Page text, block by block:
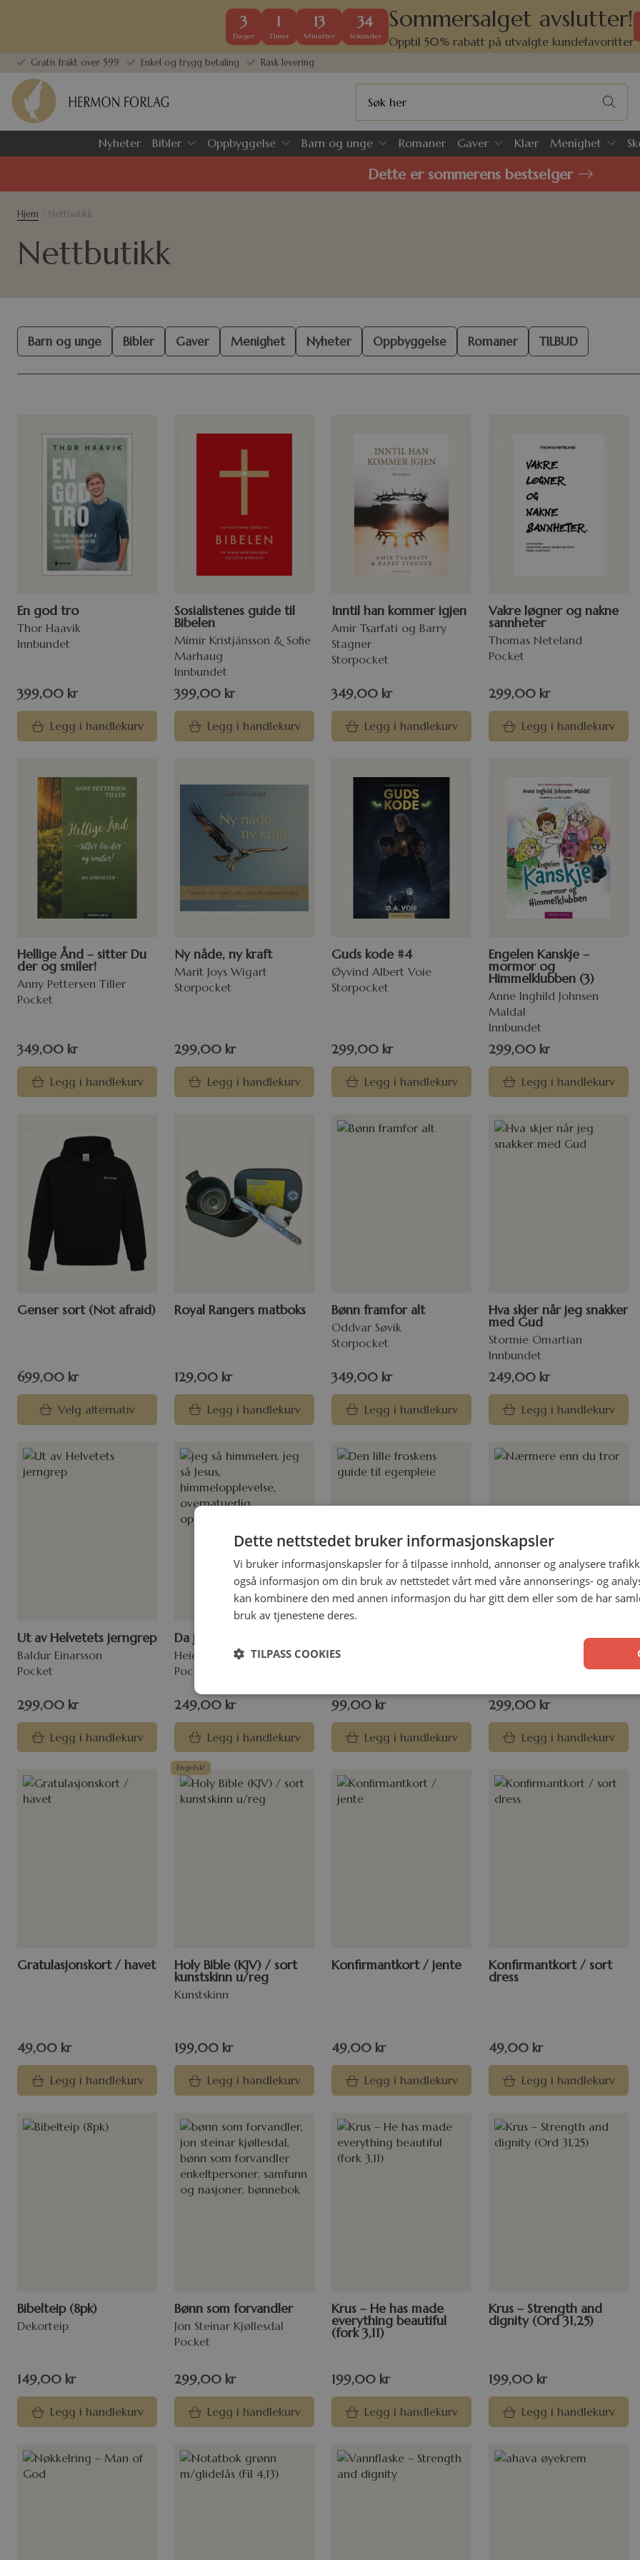
3
Dager
1
Timer
13
Minutter
33
Sekunder
Sommersalget avslutter!
Opptil 50% rabatt på utvalgte kundefavoritter
Gratis frakt over 599 Enkel og trygg betaling Rask levering
Nyheter Bibler Oppbyggelse Barn og unge Romaner Gaver Klær Menighet
Dette er sommerens bestselger
Hjem / Nettbutikk
Nettbutikk
Barn og unge Bibler Gaver Menighet Nyheter Oppbyggelse Romaner TILBUD
En god tro
Thor Haavik
Innbundet
399,00 kr
Legg i handlekurv
Sosialistenes guide til
Bibelen
Mímir Kristjánsson & Sofie
Marhaug
Innbundet
399,00 kr
Legg i handlekurv
Inntil han kommer igjen
Amir Tsarfati og Barry
Stagner
Storpocket
349,00 kr
Legg i handlekurv
Vakre løgner og nakne
sannheter
Thomas Neteland
Pocket
299,00 kr
Legg i handlekurv
Hellige Ånd – sitter Du
der og smiler!
Anny Pettersen Tiller
Pocket
349,00 kr
Legg i handlekurv
Ny nåde, ny kraft
Marit Joys Wigart
Storpocket
299,00 kr
Legg i handlekurv
Guds kode #4
Øyvind Albert Voie
Storpocket
299,00 kr
Legg i handlekurv
Engelen Kanskje –
mormor og
Himmelklubben (3)
Anne Inghild Johnsen
Maldal
Innbundet
299,00 kr
Legg i handlekurv
Genser sort (Not afraid)
699,00 kr
Velg alternativ
Royal Rangers matboks
129,00 kr
Legg i handlekurv
Bønn framfor alt
Oddvar Søvik
Storpocket
349,00 kr
Legg i handlekurv
Hva skjer når jeg snakker
med Gud
Stormie Omartian
Innbundet
249,00 kr
Legg i handlekurv
Ut av Helvetets jerngrep
Baldur Einarsson
Pocket
299,00 kr
Legg i handlekurv
Da jeg fikk se Himmelen
Heidi Barr
Pocket
249,00 kr
Legg i handlekurv
til egenpleie
99,00 kr
Legg i handlekurv
Nærmere enn du tror
299,00 kr
Legg i handlekurv
Gratulasjonskort / havet
49,00 kr
Legg i handlekurv
Engelsk!
Holy Bible (KJV) / sort
kunstskinn u/reg
Kunstskinn
199,00 kr
Legg i handlekurv
Konfirmantkort / jente
49,00 kr
Legg i handlekurv
Konfirmantkort / sort
dress
49,00 kr
Legg i handlekurv
Bibelteip (8pk)
Dekorteip
149,00 kr
Legg i handlekurv
Bønn som forvandler
Jon Steinar Kjøllesdal
Pocket
299,00 kr
Legg i handlekurv
Krus – He has made
everything beautiful
(fork 3,11)
199,00 kr
Legg i handlekurv
Krus – Strength and
dignity (Ord 31,25)
199,00 kr
Legg i handlekurv
Dette nettstedet bruker informasjonskapsler
Vi bruker informasjonskapsler for å tilpasse innhold, annonser og analysere
også informasjon om din bruk av nettstedet vårt med våre annonserings- og
kan kombinere den med annen informasjon du har gitt dem eller som de har
bruk av tjenestene deres.
TILPASS COOKIES